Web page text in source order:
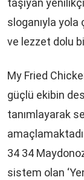
taşıyan yenilikçi
sloganıyla yola
ve lezzet dolu
My Fried
güçlü ekibin
tanımlayarak
34 34
sistem olan